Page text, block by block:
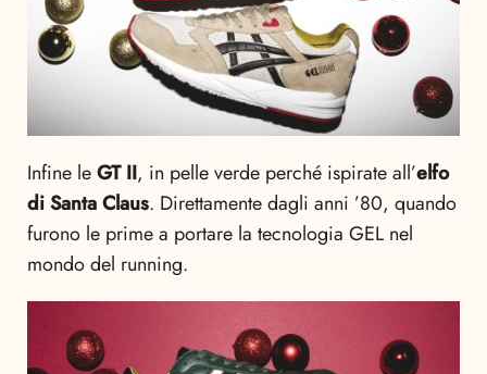
Infine leGT II, in pelle verde perché ispirate all’elfo
di Santa Claus. Direttamente dagli anni ’80, quando
furono le prime a portare la tecnologia GEL nel
mondo del running.